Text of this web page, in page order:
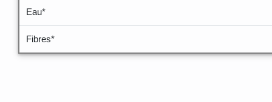
Eau*
Fibres*